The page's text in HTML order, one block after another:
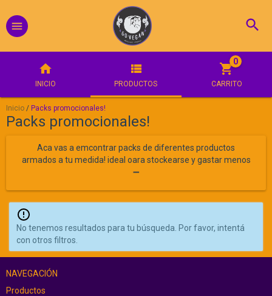
INICIO PRODUCTOS CARRITO
0
Inicio / Packs promocionales!
Packs promocionales!
Aca vas a emcontrar packs de diferentes productos
armados a tu medida! ideal oara stockearse y gastar menos
➖
No tenemos resultados para tu búsqueda. Por favor, intentá
con otros filtros.
NAVEGACIÓN
Productos